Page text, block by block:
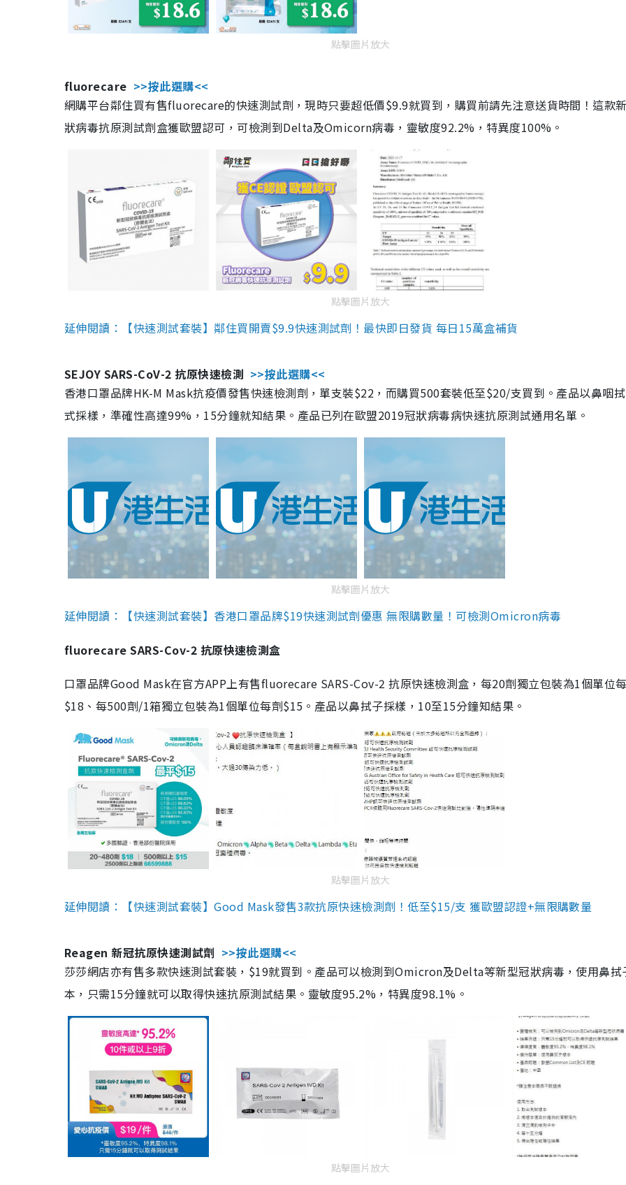
點擊圖片放大
fluorecare >>按此選購<<
網購平台鄰住買有售fluorecare的快速測試劑，現時只要超低價$9.9就買到，購買前請先注意送貨時間！這款
狀病毒抗原測試劑盒獲歐盟認可，可檢測到Delta及Omicorn病毒，靈敏度92.2%，特異度100%。
點擊圖片放大
延伸閱讀：【快速測試套裝】鄰住買開賣$9.9快速測試劑！最快即日發貨 每日15萬盒補貨
SEJOY SARS-CoV-2 抗原快速檢測 >>按此選購<<
香港口罩品牌HK-M Mask抗疫價發售快速檢測劑，單支裝$22，而購買500套裝低至$20/支買到。產品以鼻咽
式採樣，準確性高達99%，15分鐘就知結果。產品已列在歐盟2019冠狀病毒病快速抗原測試通用名單。
點擊圖片放大
延伸閱讀：【快速測試套裝】香港口罩品牌$19快速測試劑優惠 無限購數量！可檢測Omicron病毒
fluorecare SARS-Cov-2 抗原快速檢測盒
口罩品牌Good Mask在官方APP上有售fluorecare SARS-Cov-2 抗原快速檢測盒，每20劑獨立包裝為1個單位
$18、每500劑/1箱獨立包裝為1個單位每劑$15。產品以鼻拭子採樣，10至15分鐘知結果。
點擊圖片放大
延伸閱讀：【快速測試套裝】Good Mask發售3款抗原快速檢測劑！低至$15/支 獲歐盟認證+無限購數量
Reagen 新冠抗原快速測試劑 >>按此選購<<
莎莎網店亦有售多款快速測試套裝，$19就買到。產品可以檢測到Omicron及Delta等新型冠狀病毒，使用鼻拭
本，只需15分鐘就可以取得快速抗原測試結果。靈敏度95.2%，特異度98.1%。
點擊圖片放大